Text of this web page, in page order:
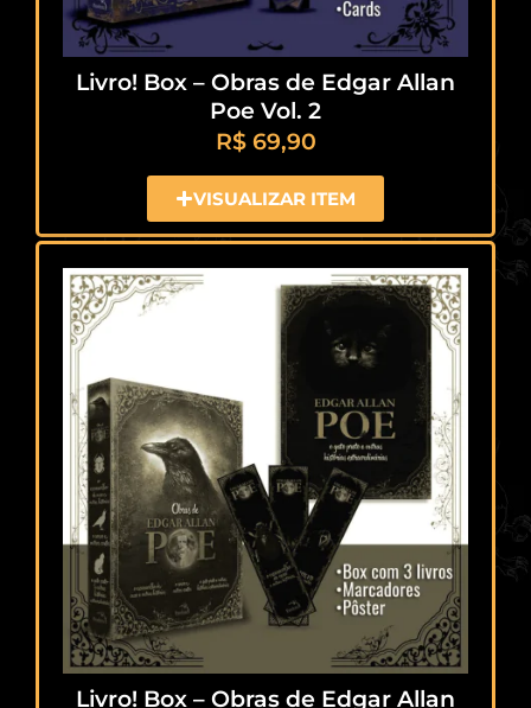
Livro! Box – Obras de Edgar Allan
Poe Vol. 2
R$69,90
VISUALIZAR ITEM
Livro! Box – Obras de Edgar Allan